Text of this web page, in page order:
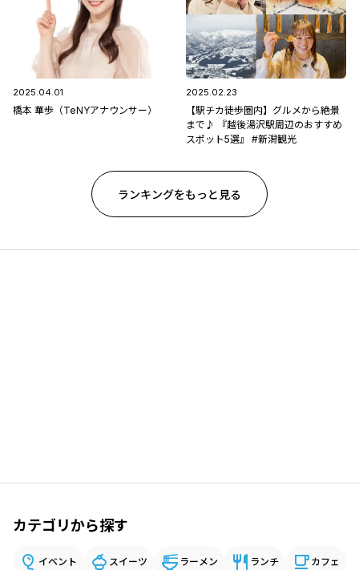
2025.04.01
橋本 華歩（TeNYアナウンサー）
2025.02.23
【駅チカ徒歩圏内】グルメから絶景
まで♪ 『越後湯沢駅周辺のおすすめ
スポット5選』 #新潟観光
ランキングをもっと見る
カテゴリから探す
イベント スイーツ ラーメン ランチ カフェ